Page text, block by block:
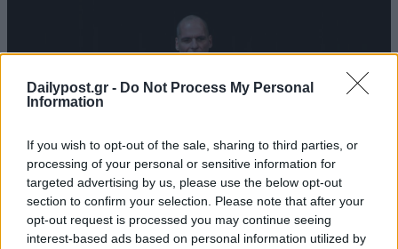
Dailypost.gr - Do Not Process My Personal
Information
If you wish to opt-out of the sale, sharing to third parties, or
processing of your personal or sensitive information for
targeted advertising by us, please use the below opt-out
section to confirm your selection. Please note that after your
opt-out request is processed you may continue seeing
interest-based ads based on personal information utilized by